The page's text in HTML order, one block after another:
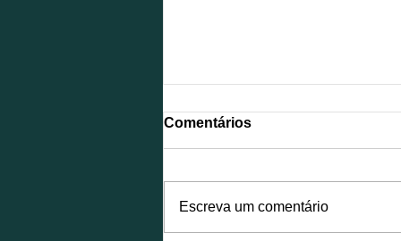
Comentários
Escreva um comentário